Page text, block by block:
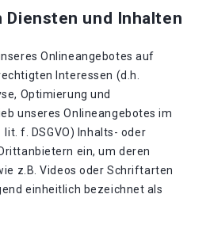
Diensten und Inhalten
Onlineangebotes auf
Interessen (d.h.
Optimierung und
unseres Onlineangebotes im
f. DSGVO) Inhalts- oder
ein, um deren
z.B. Videos oder Schriftarten
einheitlich bezeichnet als